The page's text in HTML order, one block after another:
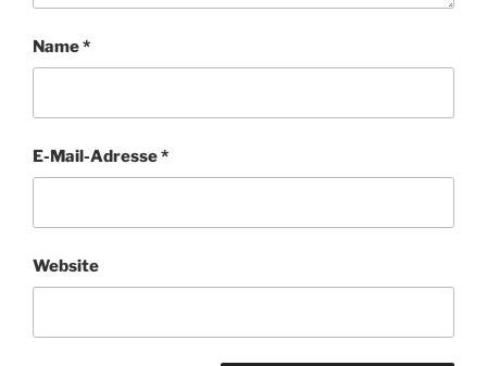
Name*
E-Mail-Adresse*
Website